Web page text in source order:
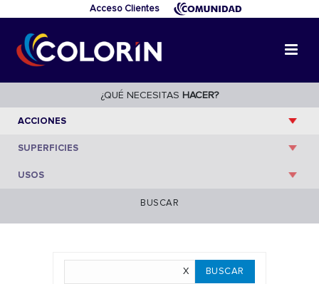
Acceso Clientes
¿QUÉ NECESITAS HACER?
BUSCAR